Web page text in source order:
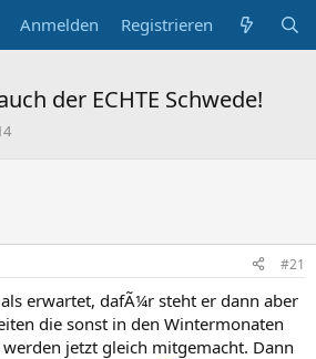
Anmelden Registrieren
der ECHTE Schwede!
#21
erwartet, dafÃ¼r steht er dann aber
die sonst in den Wintermonaten
jetzt gleich mitgemacht. Dann